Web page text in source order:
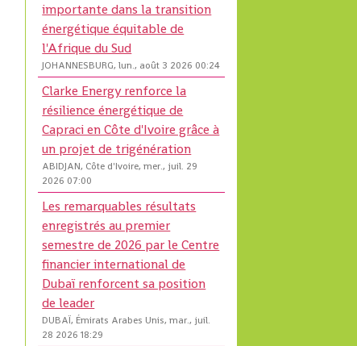
importante dans la transition
énergétique équitable de
l'Afrique du Sud
JOHANNESBURG, lun., août 3 2026 00:24
Clarke Energy renforce la
résilience énergétique de
Capraci en Côte d'Ivoire grâce à
un projet de trigénération
ABIDJAN, Côte d'Ivoire, mer., juil. 29
2026 07:00
Les remarquables résultats
enregistrés au premier
semestre de 2026 par le Centre
financier international de
Dubaï renforcent sa position
de leader
DUBAÏ, Émirats Arabes Unis, mar., juil.
28 2026 18:29